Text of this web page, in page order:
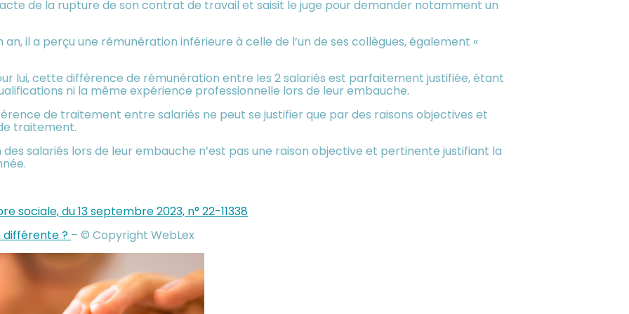
de la rupture de son contrat de travail et saisit le juge pour demander notamment un
il a perçu une rémunération inférieure à celle de l’un de ses collègues, également «
lui, cette différence de rémunération entre les 2 salariés est parfaitement justifiée, étant
ni la même expérience professionnelle lors de leur embauche.
de traitement entre salariés ne peut se justifier que par des raisons objectives et
traitement.
salariés lors de leur embauche n’est pas une raison objective et pertinente justifiant la
sociale, du 13 septembre 2023, n° 22-11338
? – © Copyright WebLex